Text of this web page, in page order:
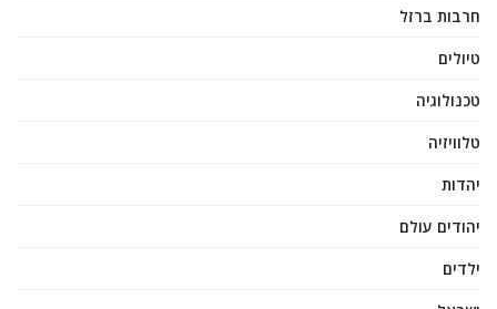
חרבות ברזל
טיולים
טכנולוגיה
טלוויזיה
יהדות
יהודים עולם
ילדים